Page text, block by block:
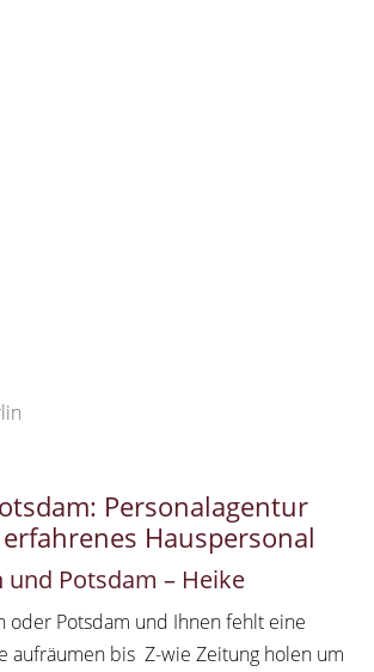
Personalagentur
Hauspersonal
Potsdam – Heike
oder Potsdam und Ihnen fehlt eine
aufräumen bis Z-wie Zeitung holen um